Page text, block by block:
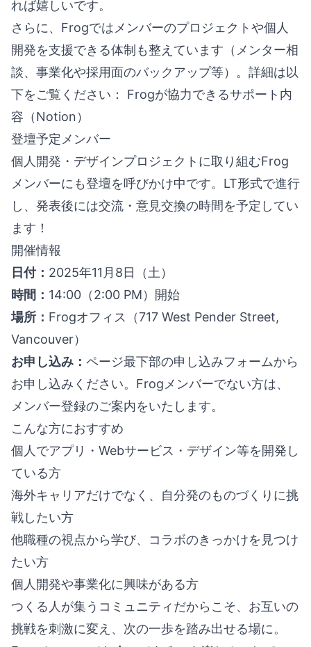
れば嬉しいです。
さらに、Frogではメンバーのプロジェクトや個人
開発を支援できる体制も整えています（メンター相
談、事業化や採用面のバックアップ等）。詳細は以
下をご覧ください： Frogが協力できるサポート内
容（Notion）
登壇予定メンバー
個人開発・デザインプロジェクトに取り組むFrog
メンバーにも登壇を呼びかけ中です。LT形式で進行
し、発表後には交流・意見交換の時間を予定してい
ます！
開催情報
日付： 2025年11月8日（土）
時間： 14:00（2:00 PM）開始
場所： Frogオフィス（717 West Pender Street,
Vancouver）
お申し込み： ページ最下部の申し込みフォームから
お申し込みください。Frogメンバーでない方は、
メンバー登録のご案内をいたします。
こんな方におすすめ
個人でアプリ・Webサービス・デザイン等を開発し
ている方
海外キャリアだけでなく、自分発のものづくりに挑
戦したい方
他職種の視点から学び、コラボのきっかけを見つけ
たい方
個人開発や事業化に興味がある方
つくる人が集うコミュニティだからこそ、お互いの
挑戦を刺激に変え、次の一歩を踏み出せる場に。